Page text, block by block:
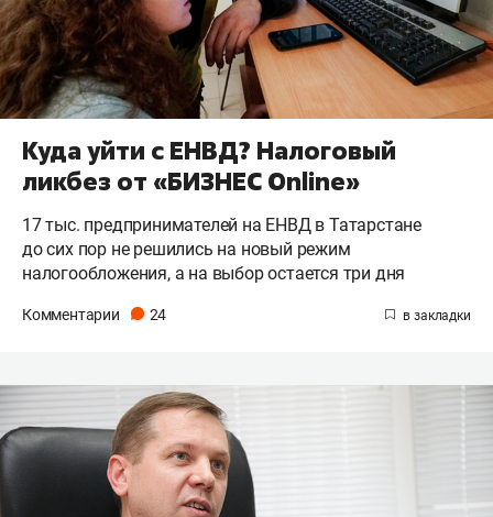
Куда уйти с ЕНВД? Налоговый
ликбез от «БИЗНЕС Online»
17 тыс. предпринимателей на ЕНВД в Татарстане
до сих пор не решились на новый режим
налогообложения, а на выбор остается три дня
Комментарии 24